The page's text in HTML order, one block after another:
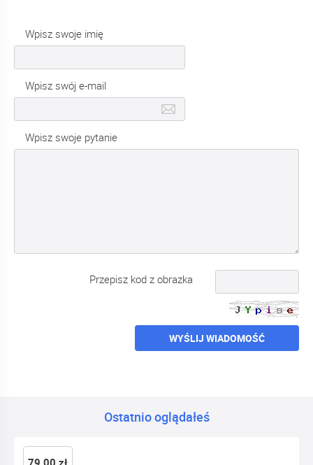
Wpisz swoje imię
Wpisz swój e-mail
Wpisz swoje pytanie
Przepisz kod z obrazka
WYŚLIJ WIADOMOŚĆ
Ostatnio oglądałeś
79,00 zł